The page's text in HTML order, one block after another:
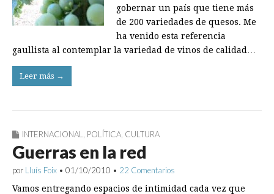
gobernar un país que tiene más
de 200 variedades de quesos. Me
ha venido esta referencia
gaullista al contemplar la variedad de vinos de calidad…
Leer más →
INTERNACIONAL POLÍTICA CULTURA
Guerras en la red
por Lluís Foix • 01/10/2010 • 22 Comentarios
Vamos entregando espacios de intimidad cada vez que